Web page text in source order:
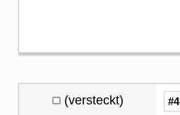
(versteckt) #4